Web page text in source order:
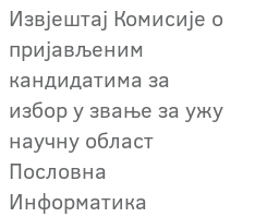
Извјештај Комисије о
пријављеним
кандидатима за
избор у звање за ужу
научну област
Пословна
Информатика